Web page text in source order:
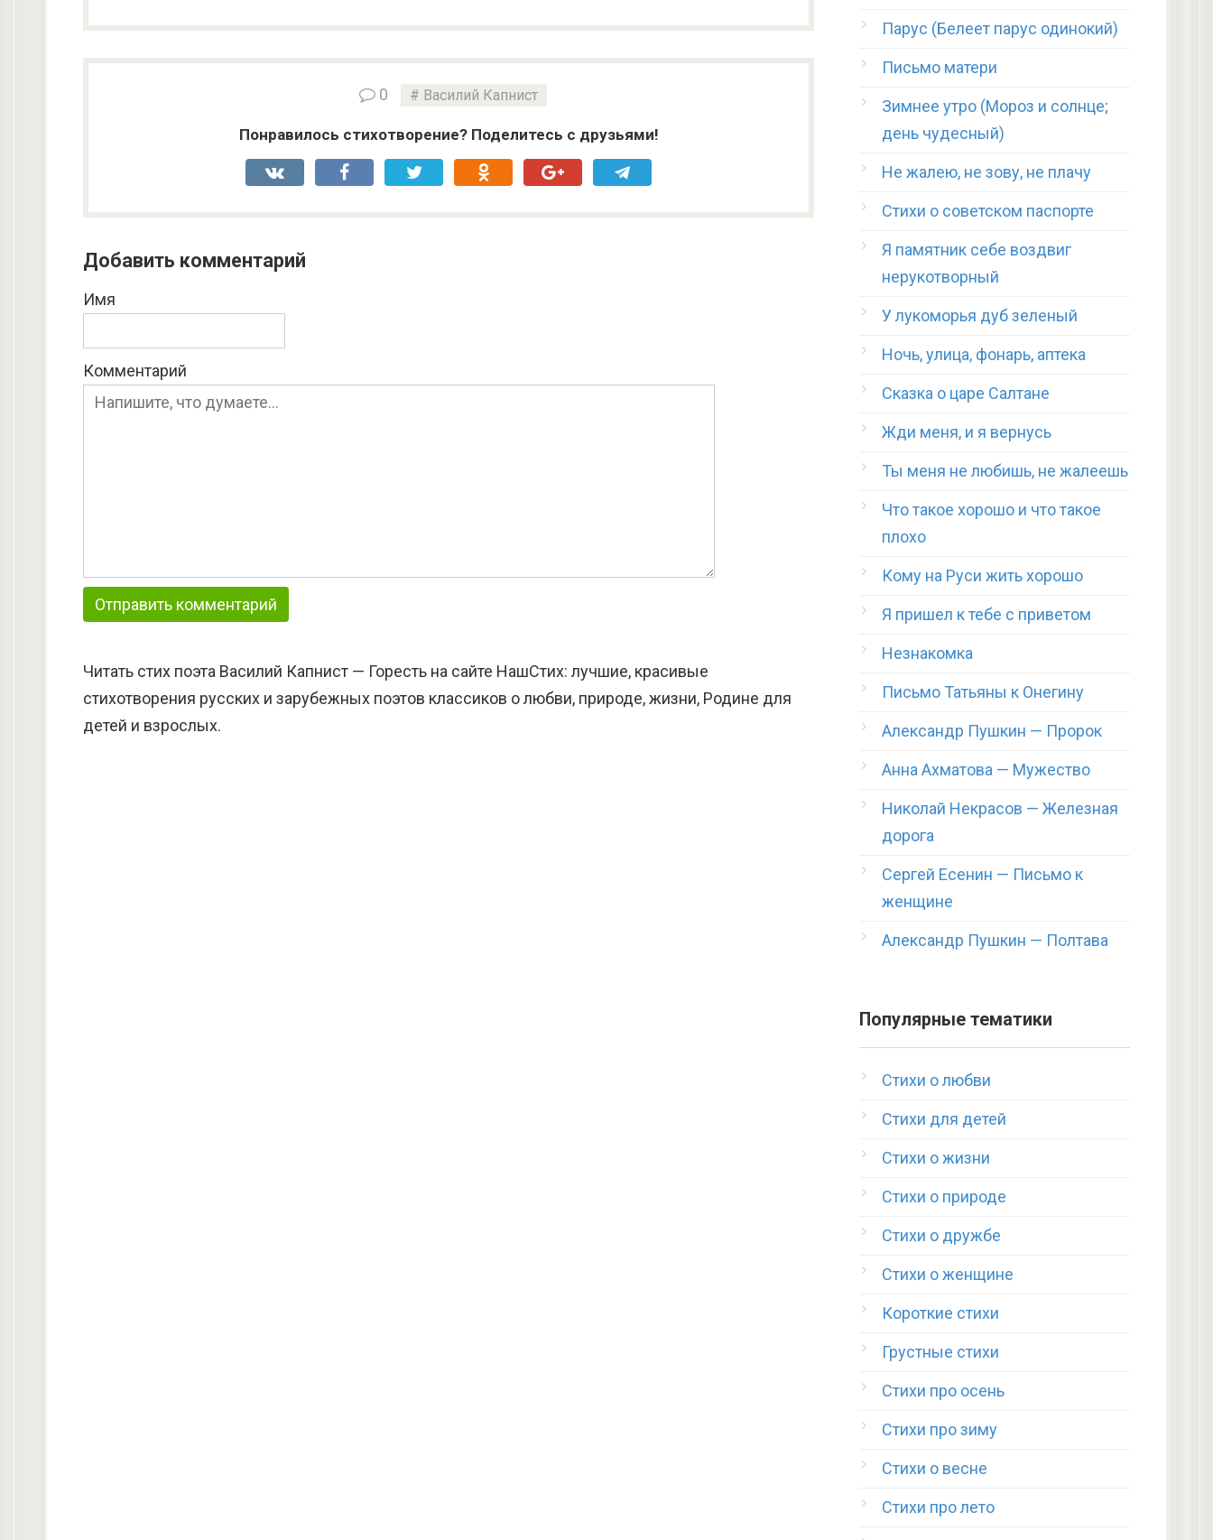
0 Василий Капнист
Понравилось стихотворение? Поделитесь с друзьями!
Добавить комментарий
Имя
Комментарий
Читать стих поэта Василий Капнист — Горесть на сайте НашСтих: лучшие, красивые
стихотворения русских и зарубежных поэтов классиков о любви, природе, жизни, Родине для
детей и взрослых.
Парус (Белеет парус одинокий)
Письмо матери
Зимнее утро (Мороз и солнце;
день чудесный)
Не жалею, не зову, не плачу
Стихи о советском паспорте
Я памятник себе воздвиг
нерукотворный
У лукоморья дуб зеленый
Ночь, улица, фонарь, аптека
Сказка о царе Салтане
Жди меня, и я вернусь
Ты меня не любишь, не жалеешь
Что такое хорошо и что такое
плохо
Кому на Руси жить хорошо
Я пришел к тебе с приветом
Незнакомка
Письмо Татьяны к Онегину
Александр Пушкин — Пророк
Анна Ахматова — Мужество
Николай Некрасов — Железная
дорога
Сергей Есенин — Письмо к
женщине
Александр Пушкин — Полтава
Популярные тематики
Стихи о любви
Стихи для детей
Стихи о жизни
Стихи о природе
Стихи о дружбе
Стихи о женщине
Короткие стихи
Грустные стихи
Стихи про осень
Стихи про зиму
Стихи о весне
Стихи про лето